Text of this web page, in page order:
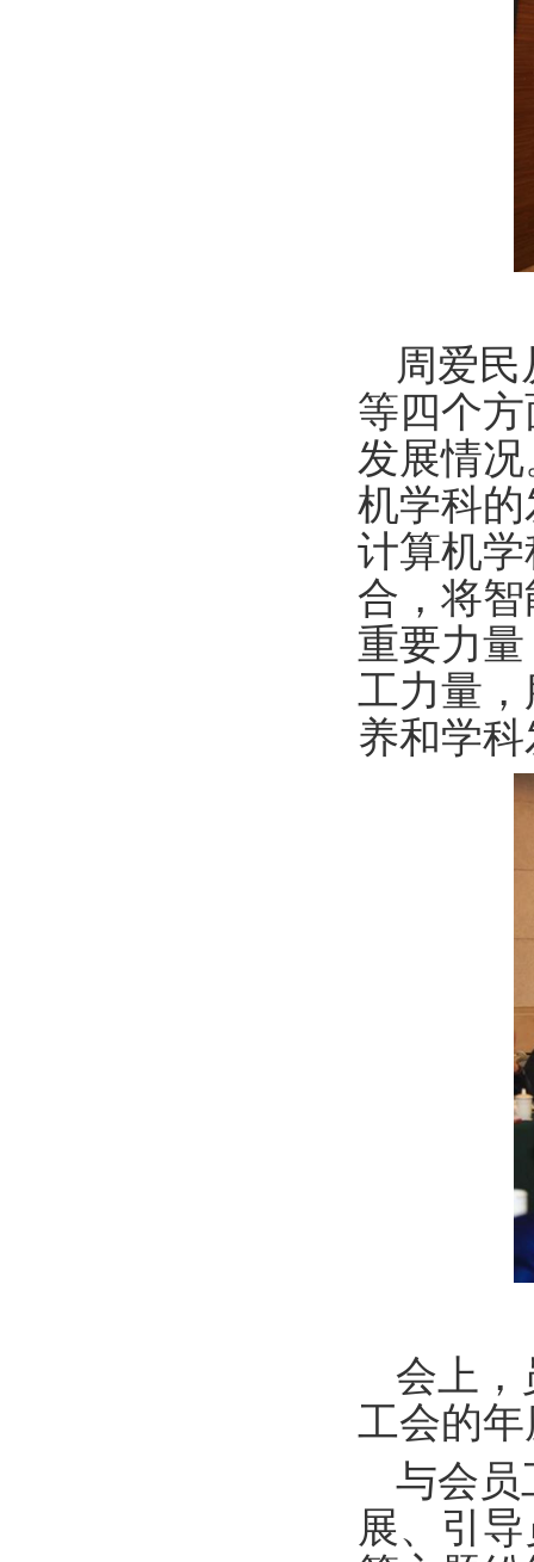
周爱
等四个
发展情
机学科
计算机
合，将
重要力
工力量
养和学
会上，
工会的
与会员
展、引